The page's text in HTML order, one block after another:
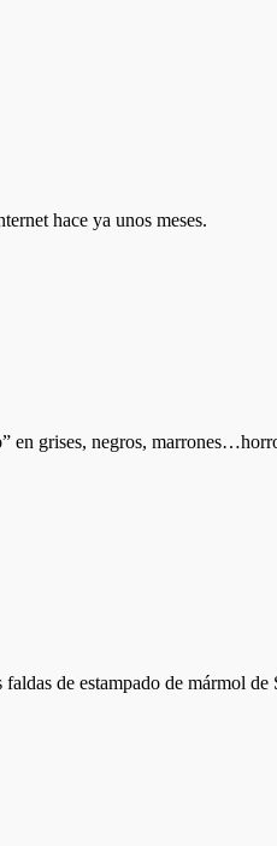
hace ya unos meses.
en grises, negros,
de estampado de mármol de